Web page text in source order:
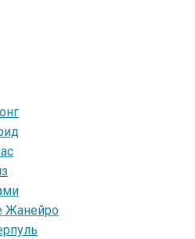
Жанейро